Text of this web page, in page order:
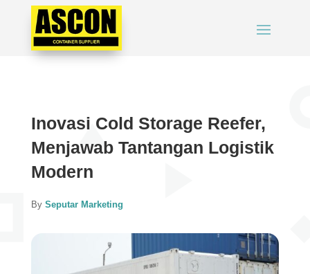
Inovasi Cold Storage Reefer,
Menjawab Tantangan Logistik
Modern
By Seputar Marketing